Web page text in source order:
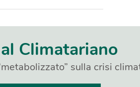
Climatariano
sulla crisi